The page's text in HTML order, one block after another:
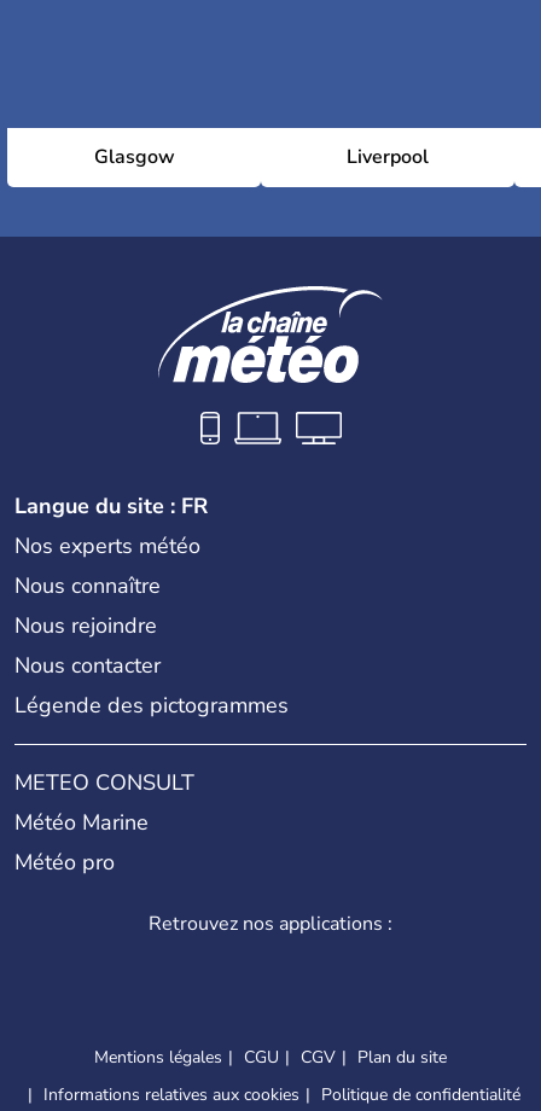
Glasgow Liverpool
Langue du site : FR
Nos experts météo
Nous connaître
Nous rejoindre
Nous contacter
Légende des pictogrammes
METEO CONSULT
Météo Marine
Météo pro
Retrouvez nos applications :
Mentions légales CGU CGV
Plan du site
Informations relatives aux cookies
Politique de confidentialité